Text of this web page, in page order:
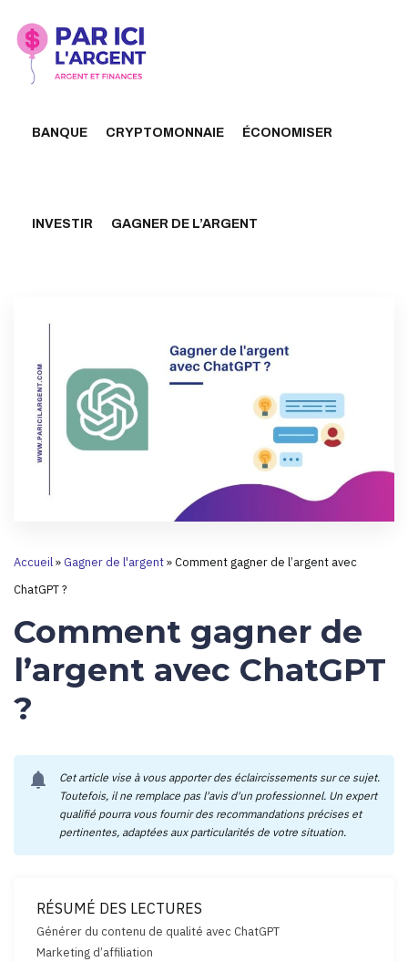
BANQUE CRYPTOMONNAIE ÉCONOMISER
INVESTIR GAGNER DE L’ARGENT
Accueil»Gagner de l'argent»Comment gagner de l’argent avec
ChatGPT ?
Comment gagner de
l’argent avec ChatGPT
?
notifications
Cet article vise à vous apporter des éclaircissements sur ce sujet.
Toutefois, il ne remplace pas l'avis d'un professionnel. Un expert
qualifié pourra vous fournir des recommandations précises et
pertinentes, adaptées aux particularités de votre situation.
RÉSUMÉ DES LECTURES
Générer du contenu de qualité avec ChatGPT
Marketing d’affiliation